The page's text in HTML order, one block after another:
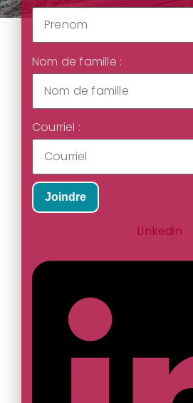
Nom de famille :
Courriel :
Joindre
Linkedin